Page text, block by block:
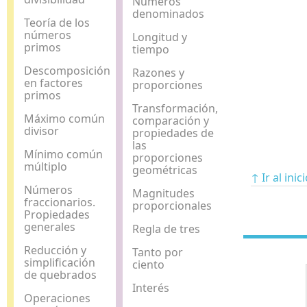
Teoría de los
números
primos
Descomposición
en factores
primos
Máximo común
divisor
Mínimo común
múltiplo
Números
fraccionarios.
Propiedades
generales
Reducción y
simplificación
de quebrados
Operaciones
denominados
Longitud y
tiempo
Razones y
proporciones
Transformación,
comparación y
propiedades de
las
proporciones
geométricas
Magnitudes
proporcionales
Regla de tres
Tanto por
ciento
Interés
↑ Ir al